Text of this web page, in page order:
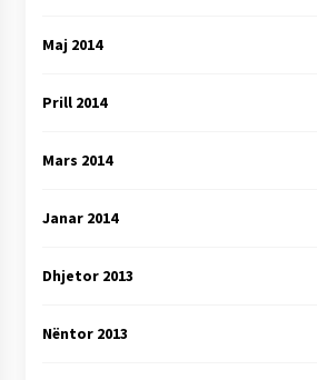
Maj 2014
Prill 2014
Mars 2014
Janar 2014
Dhjetor 2013
Nëntor 2013